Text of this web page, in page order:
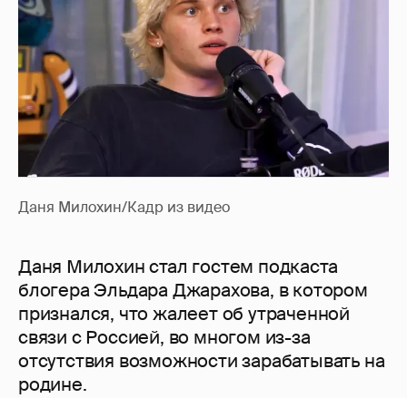
Даня Милохин/Кадр из видео
Даня Милохин стал гостем подкаста
блогера Эльдара Джарахова, в котором
признался, что жалеет об утраченной
связи с Россией, во многом из-за
отсутствия возможности зарабатывать на
родине.